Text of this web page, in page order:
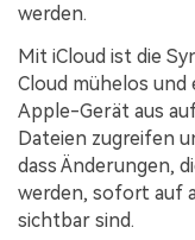
werden.
Mit iCloud ist die
Cloud mühelos und
Apple-Gerät aus
Dateien zugreifen
dass Änderungen,
werden, sofort auf
sichtbar sind.